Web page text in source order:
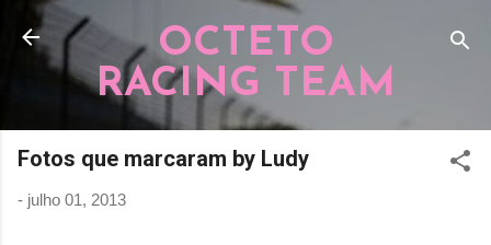
Pular para o conteúdo principal
OCTETO
RACING TEAM
Fotos que marcaram by Ludy
- julho 01, 2013